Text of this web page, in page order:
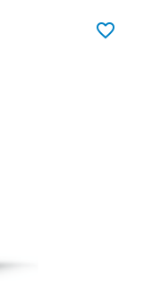
favorite_border